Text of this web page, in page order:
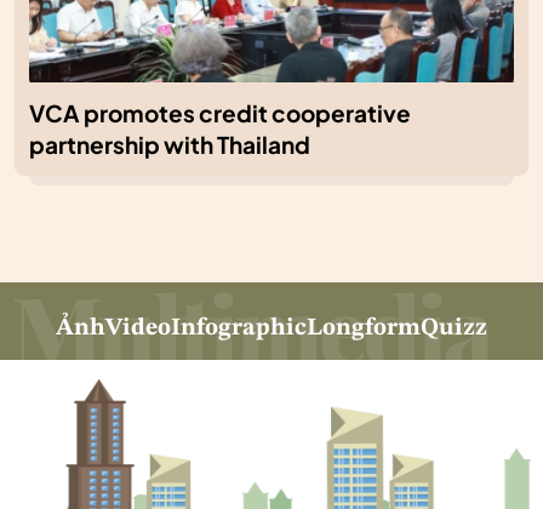
VCA promotes credit cooperative
partnership with Thailand
ẢnhVideoInfographicLongformQuizz